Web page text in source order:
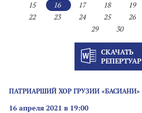
15
16 17 18 19
22
23 24 25 26
29
30
СКАЧАТЬ
РЕПЕРТУАР
ПАТРИАРШИЙ ХОР ГРУЗИИ «БАСИАНИ»
16 апреля 2021 в 19:00